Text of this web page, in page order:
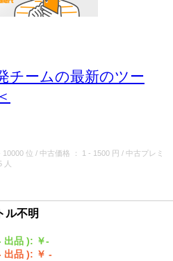
チームの最新のツー
10000 位 / 中古価格 ： 1 - 1500 円 / 中古プレミ
人
ル不明
出品 ): ￥-
出品 ): ￥ -